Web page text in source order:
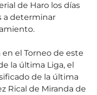
de Haro los días
a determinar
el Torneo de este
la última Liga, el
de la última
Rical de Miranda de